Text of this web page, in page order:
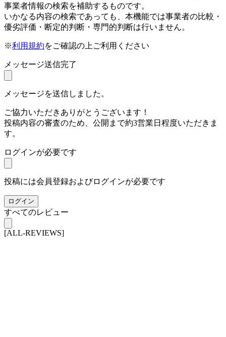
事業者情報の検索を補助するものです。
いかなる内容の検索であっても、本機能では事業者の比較・
優劣評価・断定的判断・専門的判断は行いません。
※利用規約をご確認の上ご利用ください
メッセージ送信完了
メッセージを送信しました。
ご協力いただきありがとうございます！
投稿内容の審査のため、公開まで約3営業日程度いただきま
す。
ログインが必要です
投稿には会員登録およびログインが必要です
ログイン
すべてのレビュー
[ALL-REVIEWS]